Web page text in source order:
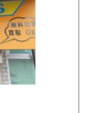
、レコード、
の買い取りがで